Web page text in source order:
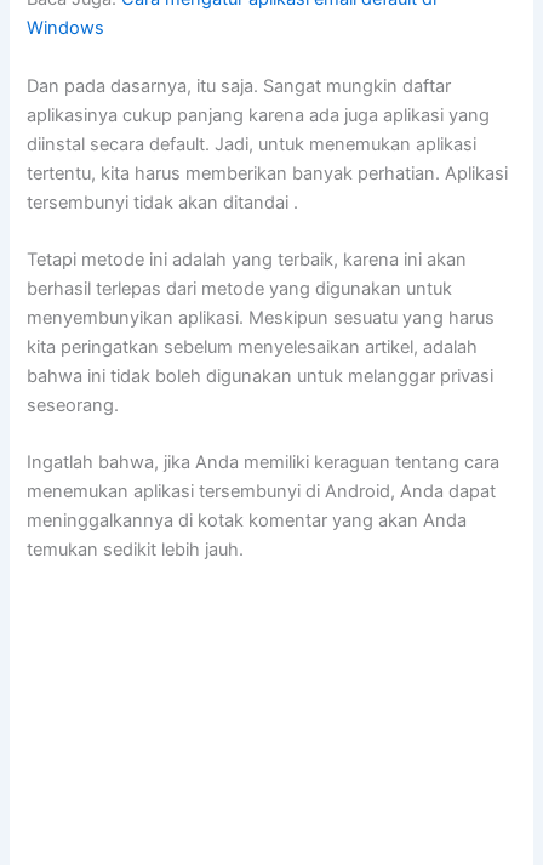
Windows
Dan pada dasarnya, itu saja. Sangat mungkin daftar
aplikasinya cukup panjang karena ada juga aplikasi yang
diinstal secara default. Jadi, untuk menemukan aplikasi
tertentu, kita harus memberikan banyak perhatian. Aplikasi
tersembunyi tidak akan ditandai .
Tetapi metode ini adalah yang terbaik, karena ini akan
berhasil terlepas dari metode yang digunakan untuk
menyembunyikan aplikasi. Meskipun sesuatu yang harus
kita peringatkan sebelum menyelesaikan artikel, adalah
bahwa ini tidak boleh digunakan untuk melanggar privasi
seseorang.
Ingatlah bahwa, jika Anda memiliki keraguan tentang cara
menemukan aplikasi tersembunyi di Android, Anda dapat
meninggalkannya di kotak komentar yang akan Anda
temukan sedikit lebih jauh.